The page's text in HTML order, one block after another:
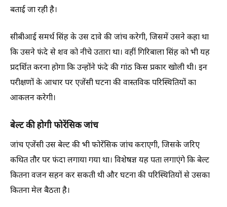
बताई जा रही है।
सीबीआई समर्थ सिंह के उस दावे की जांच करेगी, जिसमें उसने कहा था
कि उसने फंदे से शव को नीचे उतारा था। वहीं गिरिबाला सिंह को भी यह
प्रदर्शित करना होगा कि उन्होंने फंदे की गांठ किस प्रकार खोली थी। इन
परीक्षणों के आधार पर एजेंसी घटना की वास्तविक परिस्थितियों का
आकलन करेगी।
बेल्ट की होगी फोरेंसिक जांच
जांच एजेंसी उस बेल्ट की भी फोरेंसिक जांच कराएगी, जिसके जरिए
कथित तौर पर फंदा लगाया गया था। विशेषज्ञ यह पता लगाएंगे कि बेल्ट
कितना वजन सहन कर सकती थी और घटना की परिस्थितियों से उसका
कितना मेल बैठता है।